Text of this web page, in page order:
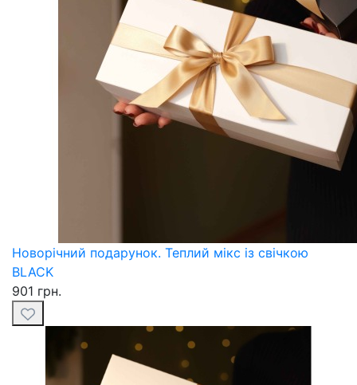
Новорічний подарунок. Теплий мікс із свічкою
BLACK
901 грн.